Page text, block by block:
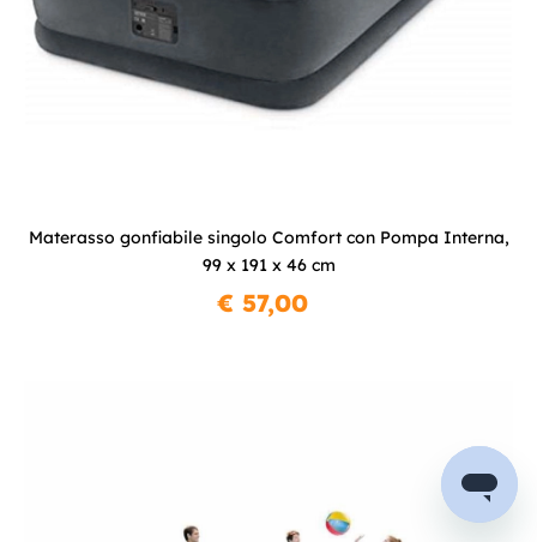
Materasso gonfiabile singolo Comfort con Pompa Interna,
99 x 191 x 46 cm
€ 57,00